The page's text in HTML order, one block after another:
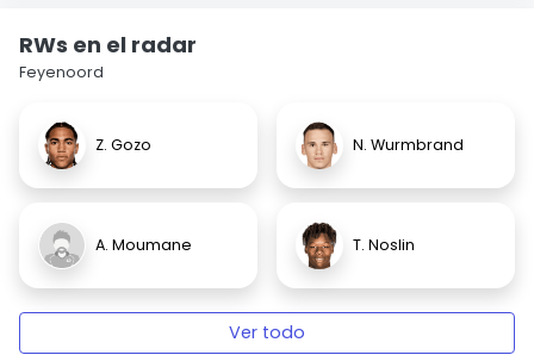
RWs en el radar
Feyenoord
Z. Gozo N. Wurmbrand
A. Moumane T. Noslin
Ver todo